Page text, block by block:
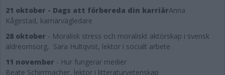
21 oktober - Dags att förbereda din karriärAnna
Kågestad, karriärvägledare
28 oktober - Moralisk stress och moraliskt aktörskap i svensk
äldreomsorg, Sara Hultqvist, lektor i socialt arbete
11 november - Hur fungerar medier
Beate Schirrmacher, lektor i litteraturvetenskap